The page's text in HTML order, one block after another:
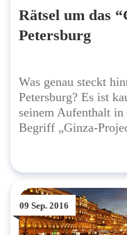
Rätsel um das
Petersburg
Was genau steckt
Petersburg? Es ist
seinem Aufenthalt in
Begriff „Ginza-
09 Sep. 2016